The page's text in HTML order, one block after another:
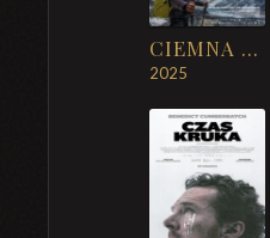
CIEMNA STRONA MOUNT EVEREST
2025